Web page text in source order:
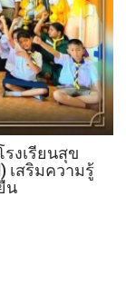
ทธา
รงเรียนสุข
เสริมความรู้
น